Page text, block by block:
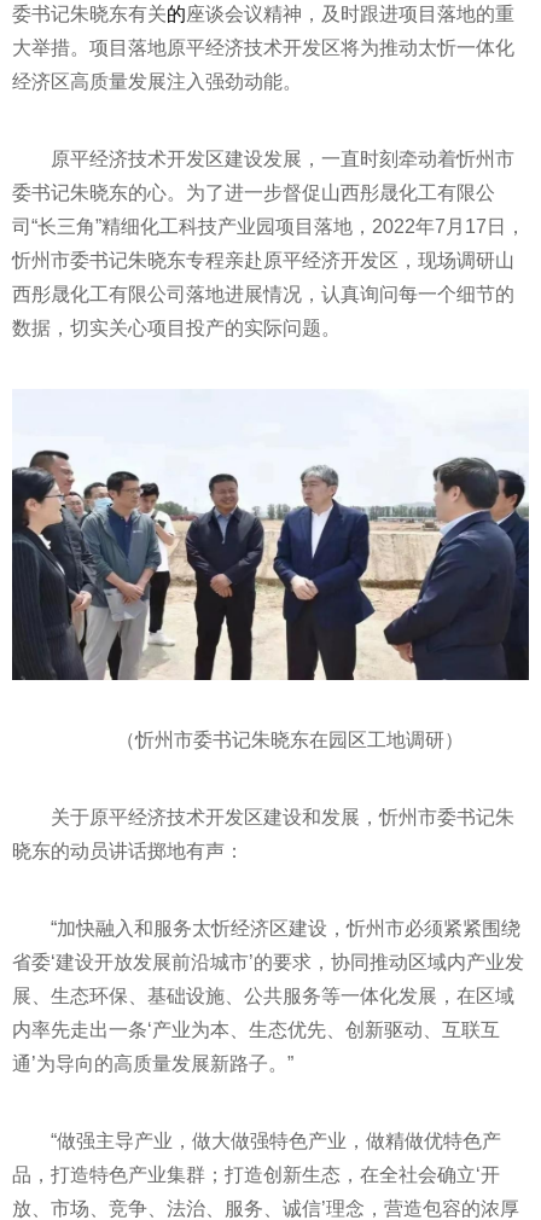
委书记朱晓东有关的座谈会议精神 ，及时跟进项目落地的重
大举措。项目落地原平经济技术开发区将为推动太忻一体化
经济区高质量发展注入强劲动能。
原平经济技术开发区建设发展，一直时刻牵动着忻州市
委书记朱晓东的心。为了进一步督促山西彤晟化工有限公
司“长三角”精细化工科技产业园项目落地，2022年7月17日，
忻州市委书记朱晓东专程亲赴原平经济开发区，现场调研山
西彤晟化工有限公司落地进展情况，认真询问每一个细节的
数据，切实关心项目投产的实际问题。
（忻州市委书记朱晓东在园区工地调研）
关于原平经济技术开发区建设和发展，忻州市委书记朱
晓东的动员讲话掷地有声：
“加快融入和服务太忻经济区建设，忻州市必须紧紧围绕
省委‘建设开放发展前沿城市’的要求，协同推动区域内产业发
展、生态环保、基础设施、公共服务等一体化发展，在区域
内率先走出一条‘产业为本、生态优先、创新驱动、互联互
通’为导向的高质量发展新路子。”
“做强主导产业，做大做强特色产业，做精做优特色产
品，打造特色产业集群；打造创新生态，在全社会确立‘开
放、市场、竞争、法治、服务、诚信’理念，营造包容的浓厚